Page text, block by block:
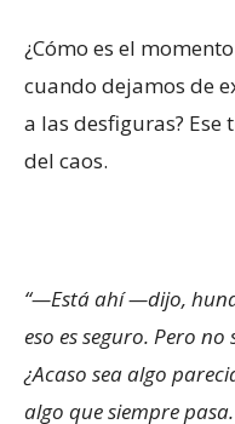
¿Cómo es el
cuando dejamos de
a las desfiguras?
del caos.
“—Está ahí —dijo,
eso es seguro. Pero
¿Acaso sea algo
algo que siempre